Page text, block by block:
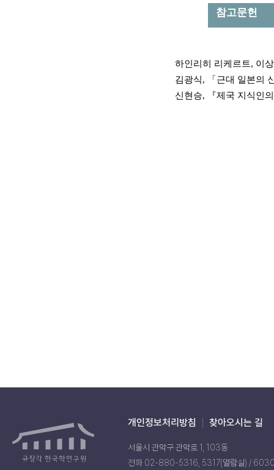
참고문헌
하인리히 리케르트, 이
김광식, 「 근대 일본의
신현승, 『제국 지식인
개인정보처리방침 찾아오시는 길
서울시 관악구 관악로 1, 103동
전화 02-880-5316, 5317(열람실) /